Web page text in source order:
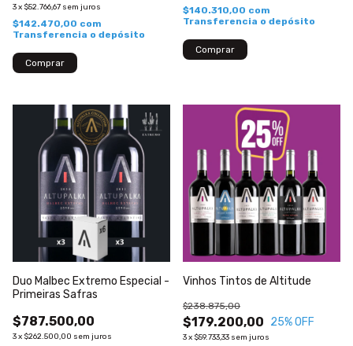
3x $52.766,67 sem juros
$142.470,00 com
Transferencia o depósito
$140.310,00 com
Transferencia o depósito
Duo Malbec Extremo Especial -
Primeiras Safras
$787.500,00
3x $262.500,00 sem juros
Vinhos Tintos de Altitude
$179.200,00
$238.875,00
25% OFF
3x $59.733,33 sem juros